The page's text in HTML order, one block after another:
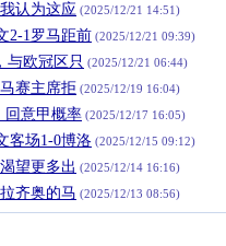
认为这应 (2025/12/21 14:51)
2-1罗马距前 (2025/12/21 09:39)
与欧冠区只 (2025/12/21 06:44)
赛主席拒 (2025/12/19 16:04)
回意甲概率 (2025/12/17 16:05)
客场1-0博洛 (2025/12/15 09:12)
望更多出 (2025/12/14 16:16)
齐奥的马 (2025/12/13 08:56)